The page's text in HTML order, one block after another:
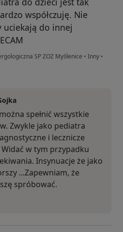
współczuję. Nie
uciekają do innej
SP ZOZ Myśłenice • Inny •
spełnić wszystkie
Zwykle jako pediatra
i lecznicze
w tym przypadku
Insynuacje że jako
...Zapewniam, że
spróbować.